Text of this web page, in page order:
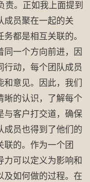
责。正如我上面提到
成员聚在一起的关
都是相互关联的。
同一个方向前进，因
行动，每个团队成员
意见。因此，我们
晰的认识，了解每个
与客户打交道，确保
成员也得到了他们的
联的。作为一个团
力可以定义为影响和
及如何做的过程。在